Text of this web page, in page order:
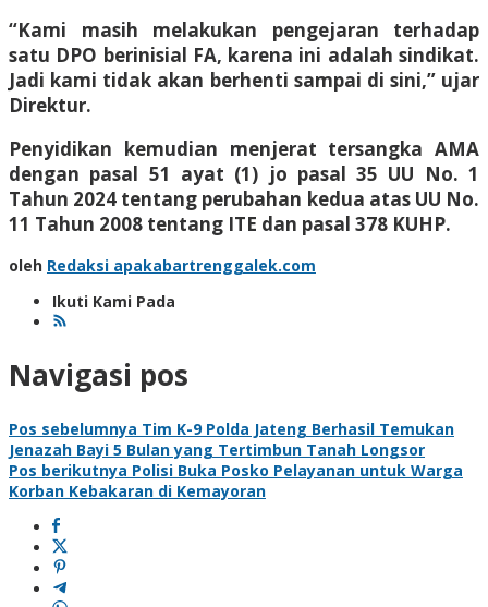
“Kami masih melakukan pengejaran terhadap
satu DPO berinisial FA, karena ini adalah sindikat.
Jadi kami tidak akan berhenti sampai di sini,” ujar
Direktur.
Penyidikan kemudian menjerat tersangka AMA
dengan pasal 51 ayat (1) jo pasal 35 UU No. 1
Tahun 2024 tentang perubahan kedua atas UU No.
11 Tahun 2008 tentang ITE dan pasal 378 KUHP.
oleh Redaksi apakabartrenggalek.com
Ikuti Kami Pada
Navigasi pos
Pos sebelumnya Tim K-9 Polda Jateng Berhasil Temukan
Jenazah Bayi 5 Bulan yang Tertimbun Tanah Longsor
Pos berikutnya Polisi Buka Posko Pelayanan untuk Warga
Korban Kebakaran di Kemayoran